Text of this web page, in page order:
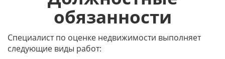
обязанности
Специалист по оценке недвижимости выполняет
следующие виды работ: